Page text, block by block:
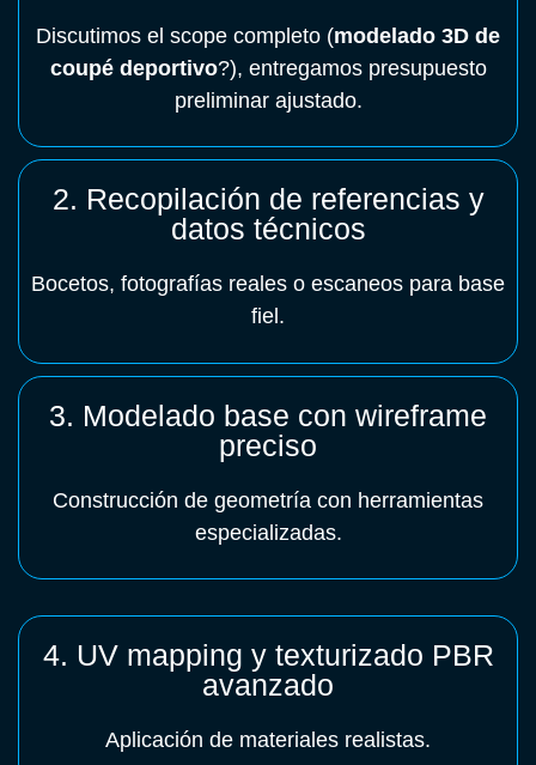
Discutimos el scope completo (modelado 3D de
coupé deportivo?), entregamos presupuesto
preliminar ajustado.
2. Recopilación de referencias y
datos técnicos
Bocetos, fotografías reales o escaneos para base
fiel.
3. Modelado base con wireframe
preciso
Construcción de geometría con herramientas
especializadas.
4. UV mapping y texturizado PBR
avanzado
Aplicación de materiales realistas.